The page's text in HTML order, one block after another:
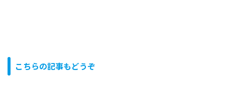
こちらの記事もどうぞ